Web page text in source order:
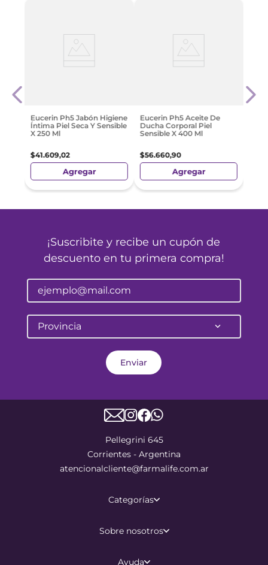
Eucerin Ph5 Jabón Higiene
Íntima Piel Seca Y Sensible
X 250 Ml
$41.609,02
Agregar
Eucerin Ph5 Aceite De
Ducha Corporal Piel
Sensible X 400 Ml
$56.660,90
Agregar
Seca
¡Suscribite y recibe un cupón de
descuento en tu primera compra!
Provincia
Enviar
Pellegrini 645
Corrientes - Argentina
atencionalcliente@farmalife.com.ar
Categorías
Sobre nosotros
Ayuda